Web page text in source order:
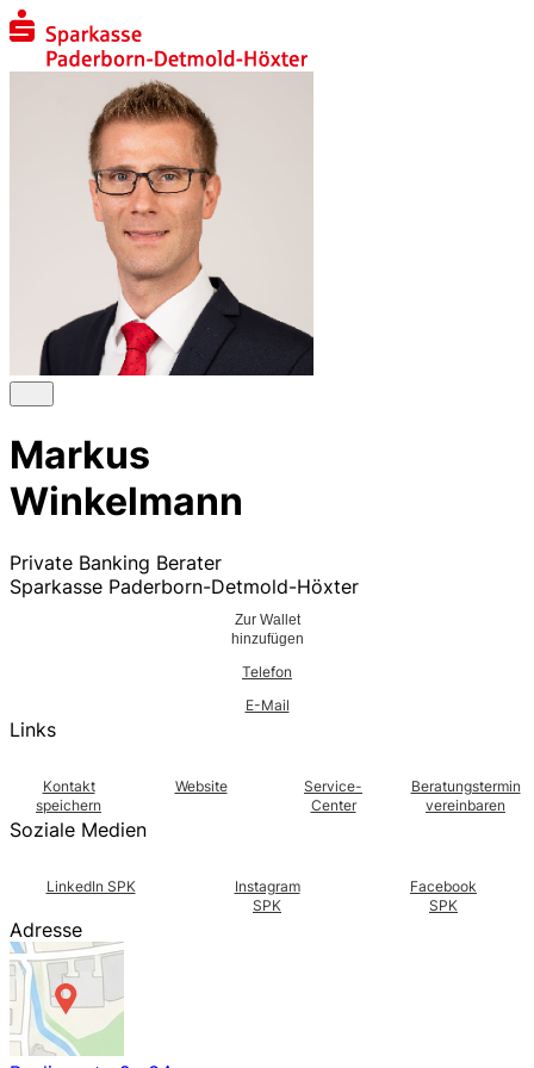
Markus
Winkelmann
Private Banking Berater
Sparkasse Paderborn-Detmold-Höxter
Zur Wallet
hinzufügen
Telefon
E-Mail
Links
Kontakt
speichern
Website
Service-
Center
Beratungstermin
vereinbaren
Soziale Medien
LinkedIn SPK
Instagram
SPK
Facebook
SPK
Adresse